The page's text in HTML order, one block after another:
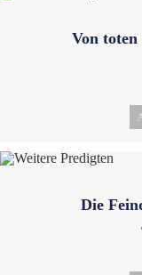
Von
Die